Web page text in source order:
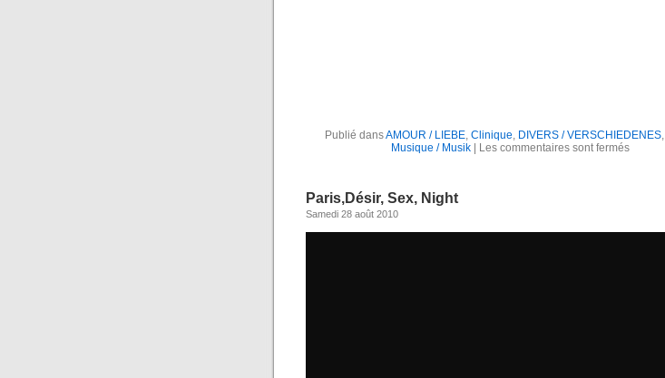
Publié dansAMOUR / LIEBE, Clinique, DIVERS / VERSCHIEDENES,
Musique / Musik| Les commentaires sont fermés
Paris,Désir, Sex, Night
Samedi 28 août 2010